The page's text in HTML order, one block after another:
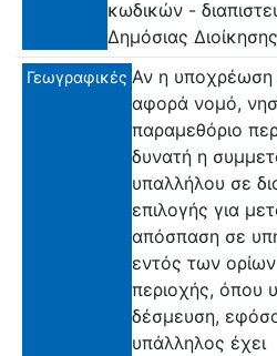
κωδικών -
Δημόσιας
Γεωγραφικές Αν η υποχρέωση
αφορά νομό,
παραμεθόριο
δυνατή η
υπαλλήλου σε
επιλογής για
απόσπαση σε
εντός των
περιοχής, όπου
δέσμευση,
υπάλληλος έχει